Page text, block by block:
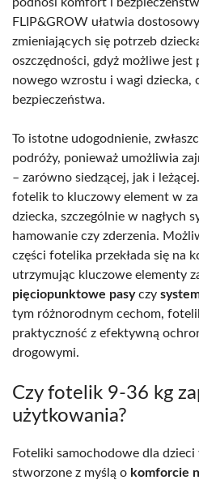
FLIP&GROW ułatwia
zmieniających się potrzeb
oszczędności, gdyż możliwe
nowego wzrostu i wagi dziecka,
bezpieczeństwa.
To istotne udogodnienie,
podróży, ponieważ umożliwia
– zarówno siedzącej, jak i
fotelik to kluczowy element w
dziecka, szczególnie w nagłych
hamowanie czy zderzenia.
części fotelika przekłada się na
utrzymując kluczowe elementy
pięciopunktowe pasyczy
tym różnorodnym cechom,
praktyczność z efektywną
drogowymi.
Czy fotelik 9-36 kg
użytkowania?
Foteliki samochodowe dla
stworzone z myślą o komforcie